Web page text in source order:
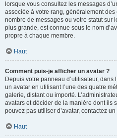
lorsque vous consultez les messages
associée à votre rang, généralement
nombre de messages ou votre statut sur
plus grande, est connue sous le nom
propre à chaque membre.
Haut
Comment puis-je afficher un avatar ?
Depuis votre panneau d’utilisateur,
un avatar en utilisant l’une des quatre
galerie, distant ou importé.
avatars et décider de la manière dont ils
pouvez pas utiliser d’avatar, contactez
Haut